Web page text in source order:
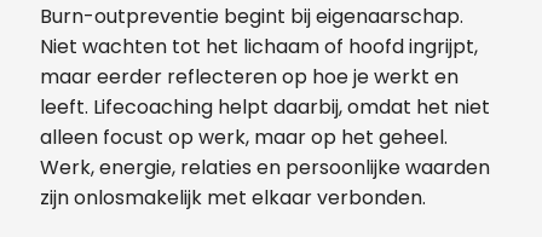
Burn-outpreventie begint bij eigenaarschap.
Niet wachten tot het lichaam of hoofd ingrijpt,
maar eerder reflecteren op hoe je werkt en
leeft. Lifecoaching helpt daarbij, omdat het niet
alleen focust op werk, maar op het geheel.
Werk, energie, relaties en persoonlijke waarden
zijn onlosmakelijk met elkaar verbonden.